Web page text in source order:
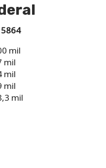
mil
mil
mil
mil
mil